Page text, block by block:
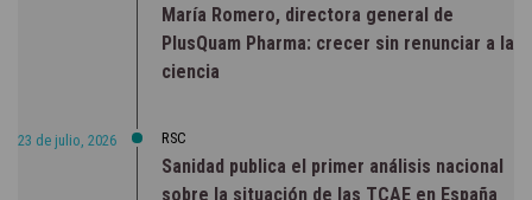
María Romero, directora general de
PlusQuam Pharma: crecer sin renunciar a la
ciencia
23 de julio, 2026 RSC
Sanidad publica el primer análisis nacional
sobre la situación de las TCAE en España